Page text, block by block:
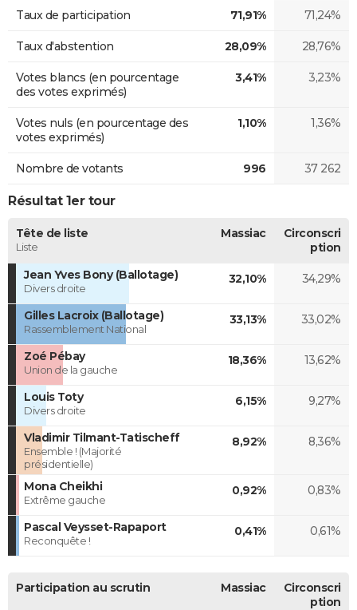
Taux de participation 71,91% 71,24%
Taux d'abstention 28,09% 28,76%
Votes blancs (en pourcentage
des votes exprimés)
3,41% 3,23%
Votes nuls (en pourcentage des
votes exprimés)
1,10% 1,36%
Nombre de votants 996 37 262
Résultat 1er tour
Tête de liste
Liste
Massiac
Circonscri
ption
Jean Yves Bony (Ballotage)
Divers droite
32,10% 34,29%
Gilles Lacroix (Ballotage)
Rassemblement National
33,13% 33,02%
Zoé Pébay
Union de la gauche
18,36% 13,62%
Louis Toty
Divers droite
6,15% 9,27%
Vladimir Tilmant-Tatischeff
Ensemble ! (Majorité
présidentielle)
8,92% 8,36%
Mona Cheikhi
Extrême gauche
0,92% 0,83%
Pascal Veysset-Rapaport
Reconquête !
0,41% 0,61%
Participation au scrutin Massiac
Circonscri
ption